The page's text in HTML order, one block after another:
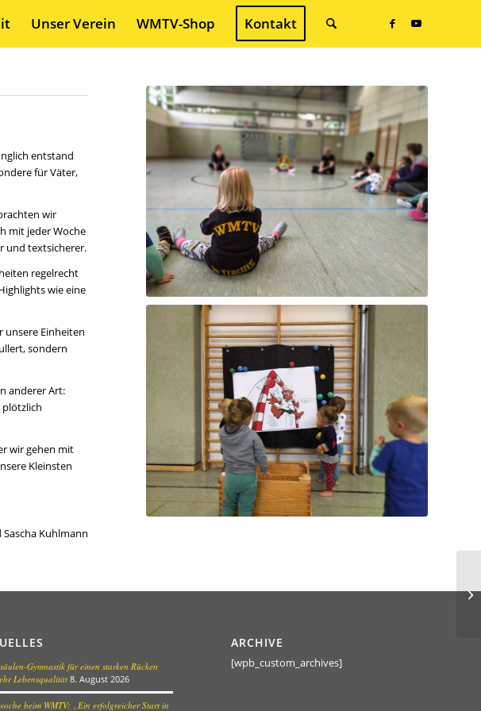
Unser Verein WMTV-Shop Kontakt
entstand
für Väter,
wir
mit jeder Woche
und textsicherer.
regelrecht
wie eine
unsere Einheiten
sondern
anderer Art:
plötzlich
wir gehen mit
Kleinsten
Kuhlmann
Gymnastik für einen starken Rücken
Lebensqualität 8. August 2026
beim WMTV: „Ein erfolgreicher Start in
ARCHIVE
[wpb_custom_archives]